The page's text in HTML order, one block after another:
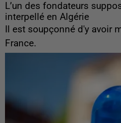
L’un des fondateurs
interpellé en Algérie
Il est soupçonné d'y avoir
France.